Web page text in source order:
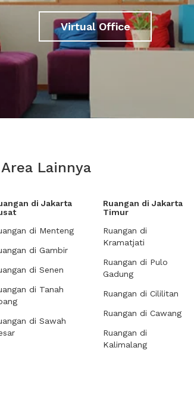
Virtual Office
Lainnya
di Jakarta
di Menteng
di Gambir
di Senen
di Tanah
di Sawah
Ruangan di Jakarta
Timur
Ruangan di
Kramatjati
Ruangan di Pulo
Gadung
Ruangan di Cililitan
Ruangan di Cawang
Ruangan di
Kalimalang